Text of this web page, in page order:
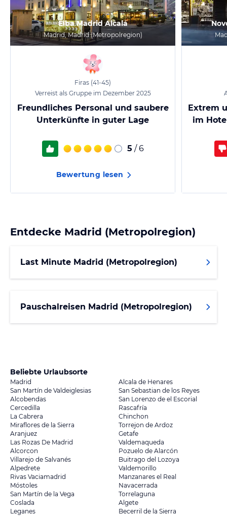
bequeme Kleidung, besonders wenn Du wandern oder
Aussichtspunkte besuchen möchtest.
Elba Madrid Alcalá
Madrid, Madrid (Metropolregion)
Firas (41-45)
Verreist als Gruppe im Dezember 2025
Freundliches Personal und saubere
Unterkünfte in guter Lage
5 / 6
Bewertung lesen
Extrem
im
Entdecke Madrid (Metropolregion)
Last Minute Madrid (Metropolregion)
Pauschalreisen Madrid (Metropolregion)
Beliebte Urlaubsorte
Madrid
Alcala de Henares
San Martín de Valdeiglesias
San Sebastian de los Reyes
Alcobendas
San Lorenzo de el Escorial
Cercedilla
Rascafría
La Cabrera
Chinchon
Miraflores de la Sierra
Torrejon de Ardoz
Aranjuez
Getafe
Las Rozas De Madrid
Valdemaqueda
Alcorcon
Pozuelo de Alarcón
Villarejo de Salvanés
Buitrago del Lozoya
Alpedrete
Valdemorillo
Rivas Vaciamadrid
Manzanares el Real
Móstoles
Navacerrada
San Martín de la Vega
Torrelaguna
Coslada
Algete
Leganes
Becerril de la Sierra